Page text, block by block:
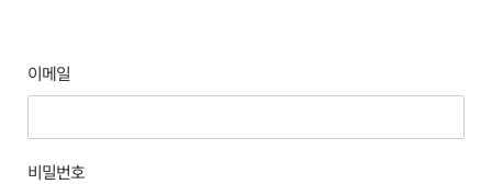
이메일
비밀번호